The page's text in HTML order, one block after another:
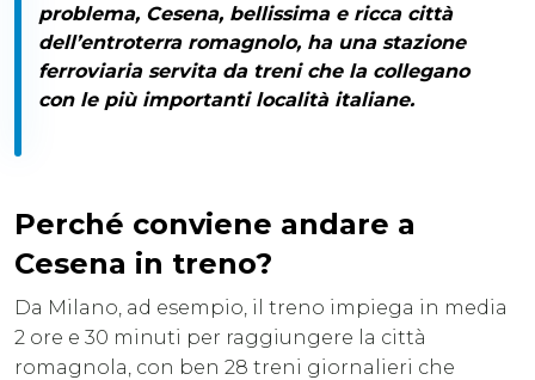
problema, Cesena, bellissima e ricca città
dell’entroterra romagnolo, ha una stazione
ferroviaria servita da treni che la collegano
con le più importanti località italiane.
Perché conviene andare a
Cesena in treno?
Da Milano, ad esempio, il treno impiega in media
2 ore e 30 minuti per raggiungere la città
romagnola, con ben 28 treni giornalieri che